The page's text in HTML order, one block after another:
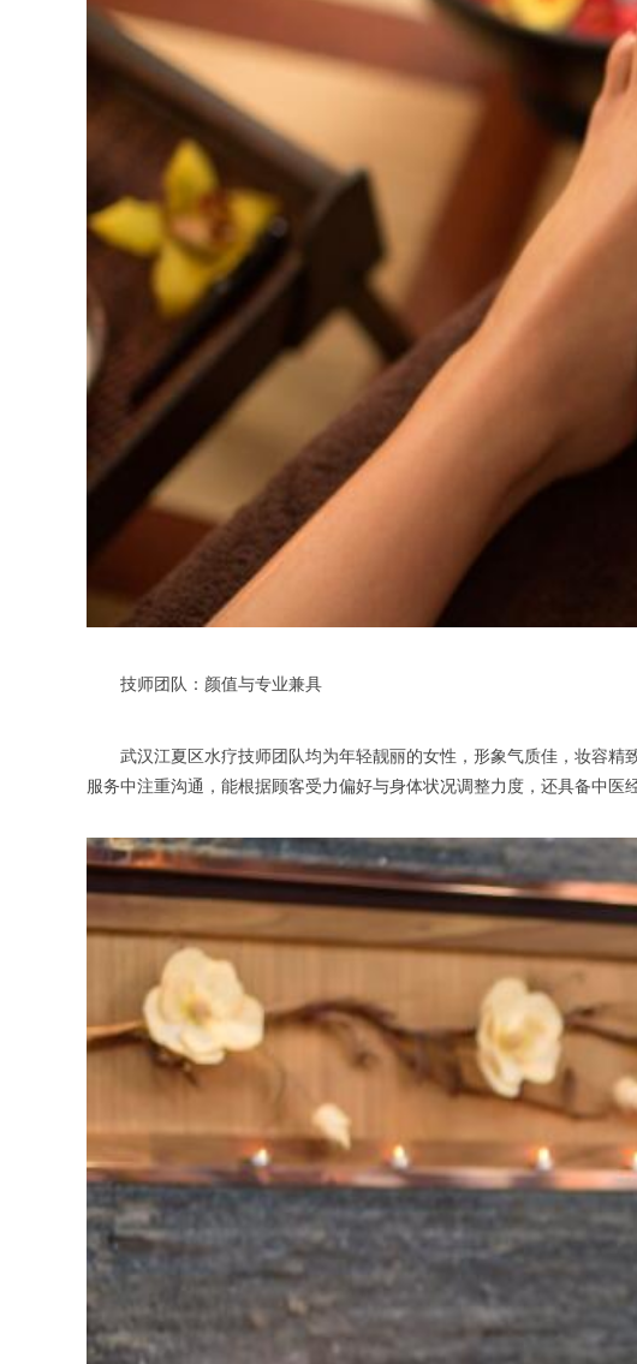
技师团队：颜值与专业兼具
武汉江夏区水疗技师团队均为年轻靓丽的女性，形象气质佳，妆容精
服务中注重沟通，能根据顾客受力偏好与身体状况调整力度，还具备中